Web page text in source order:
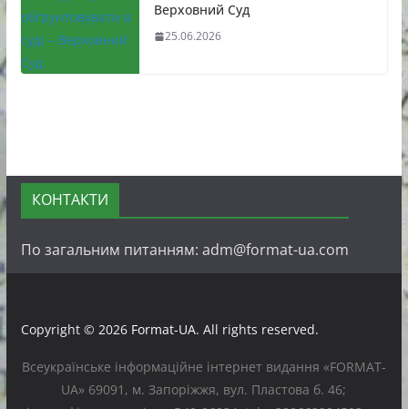
Верховний Суд
25.06.2026
КОНТАКТИ
По загальним питанням: adm@format-ua.com
Copyright © 2026 Format-UA. All rights reserved.
Всеукраїнське інформаційне інтернет видання «FORMAT-
UA» 69091, м. Запоріжжя, вул. Пластова б. 46;